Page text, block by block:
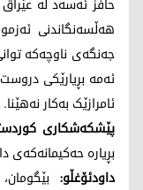
هەڵسەنگاندنی
جەنگەی ناوچەکە
ئەمە بڕیارێکی
ئامرازێک بەکار نەهێنا.
پێشکەشکاری
بڕیارە حەکیمانەکەی
داودئۆغڵو: